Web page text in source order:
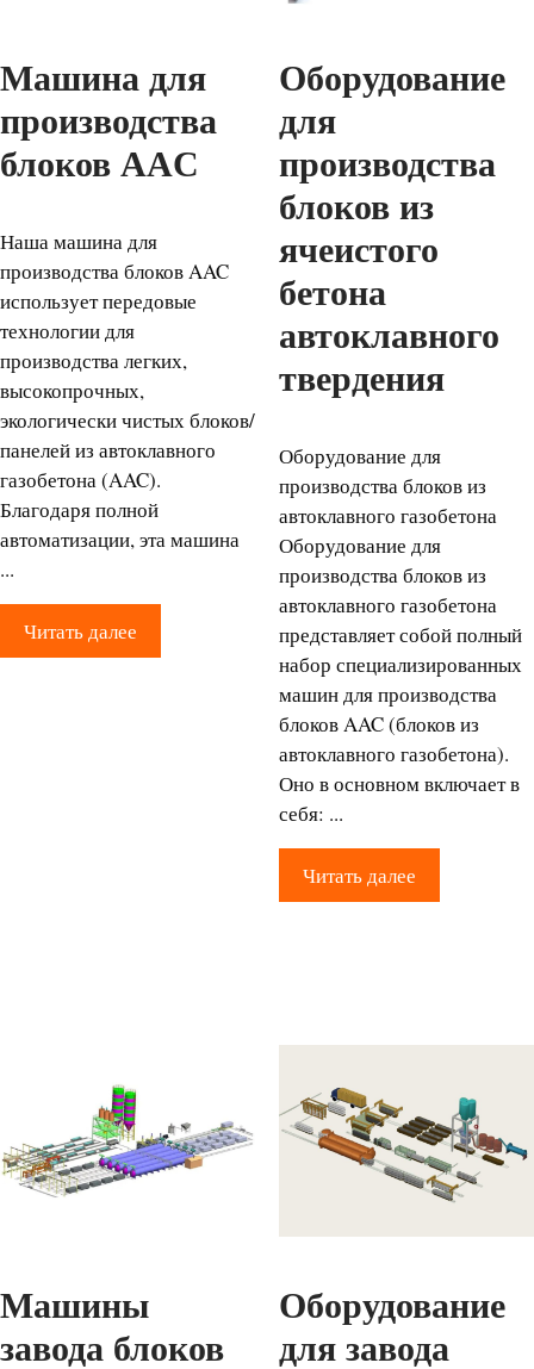
Машина для
производства
блоков AAC
Наша машина для
производства блоков AAC
использует передовые
технологии для
производства легких,
высокопрочных,
экологически чистых блоков/
панелей из автоклавного
газобетона (AAC).
Благодаря полной
автоматизации, эта машина
...
Читать далее
Оборудование
для
производства
блоков из
ячеистого
бетона
автоклавного
твердения
Оборудование для
производства блоков из
автоклавного газобетона
Оборудование для
производства блоков из
автоклавного газобетона
представляет собой полный
набор специализированных
машин для производства
блоков AAC (блоков из
автоклавного газобетона).
Оно в основном включает в
себя: ...
Читать далее
Машины
завода блоков
Оборудование
для завода